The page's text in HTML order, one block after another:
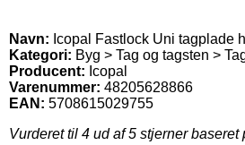
Navn: Icopal Fastlock Uni tagplade
Kategori: Byg > Tag og tagsten >
Producent: Icopal
Varenummer: 48205628866
EAN: 5708615029755
Vurderet til 4 ud af 5 stjerner baseret